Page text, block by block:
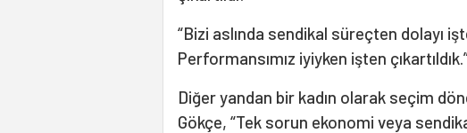
“Bizi aslında sendikal süreçten dolayı
Performansımız iyiyken işten
Diğer yandan bir kadın olarak seçim
Gökçe, “Tek sorun ekonomi veya